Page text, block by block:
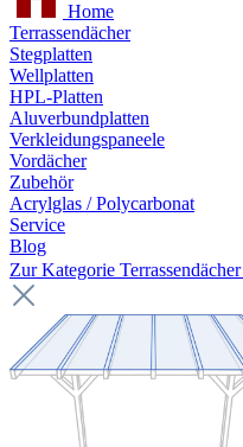
Home
Terrassendächer
Stegplatten
Wellplatten
HPL-Platten
Aluverbundplatten
Verkleidungspaneele
Vordächer
Zubehör
Acrylglas / Polycarbonat
Service
Blog
Zur Kategorie Terrassendächer